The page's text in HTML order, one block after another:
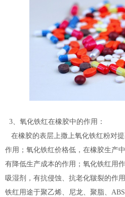
3、氧化铁红在橡胶中的作用：
在橡胶的表层上撒上氧化铁红粉对
作用；氧化铁红价格低，在橡胶生产
有降低生产成本的作用；氧化铁红用
吸湿剂，有抗侵蚀、抗老化皲裂的作
铁红用途于聚乙烯、尼龙、聚脂、